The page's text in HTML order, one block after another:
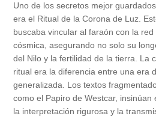
Uno de los secretos mejor
era el Ritual de la Corona de Luz.
buscaba vincular al faraón con la
cósmica, asegurando no solo su
del Nilo y la fertilidad de la tierra. La
ritual era la diferencia entre una era
generalizada. Los textos
como el Papiro de Westcar, insinúan
la interpretación rigurosa y la